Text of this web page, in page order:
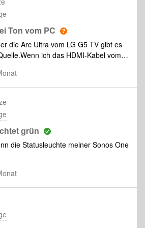
Ton vom PC
die Arc Ultra vom LG G5 TV gibt es
ich das HDMI-Kabel vom
normal. Ein sehr gutes HDMI-Kabel
ändert aber nichts. Auch
Quellen habe ich probiert, ohne
(Intel NUC 12), oder an den
mir jemand die optimalen
und LG TV nennen?Vielen Dank!
grün
die Statusleuchte meiner Sonos One